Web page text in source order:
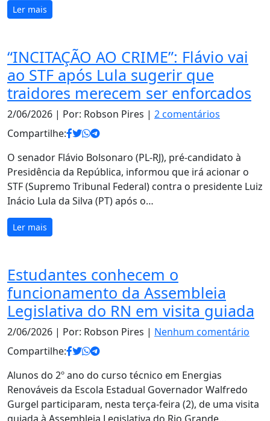
Ler mais
“INCITAÇÃO AO CRIME”: Flávio vai
ao STF após Lula sugerir que
traidores merecem ser enforcados
2/06/2026 | Por: Robson Pires | 2 comentários
Compartilhe:
O senador Flávio Bolsonaro (PL-RJ), pré-candidato à
Presidência da República, informou que irá acionar o
STF (Supremo Tribunal Federal) contra o presidente Luiz
Inácio Lula da Silva (PT) após o…
Ler mais
Estudantes conhecem o
funcionamento da Assembleia
Legislativa do RN em visita guiada
2/06/2026 | Por: Robson Pires | Nenhum comentário
Compartilhe:
Alunos do 2º ano do curso técnico em Energias
Renováveis da Escola Estadual Governador Walfredo
Gurgel participaram, nesta terça-feira (2), de uma visita